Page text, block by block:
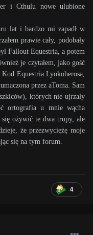
i Cthulu nowe ulubione
lat i bardzo mi zapadł w
prawie cały, podobały
Fallout Equestria, a potem
je czytałem, jako gość
Equestria Lyokoherosa,
przez aToma. Sam
których nie ujrzały
ortografia u mnie wącha
ożywić te dwa trupy, ale
że przezwyciężę moje
się na tym forum.
4